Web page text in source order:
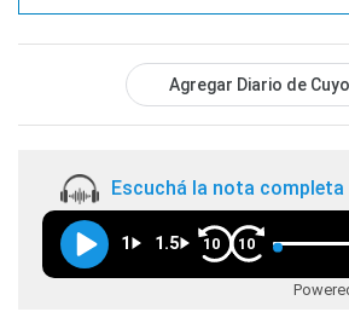
Agregar Diario de
Escuchá la nota completa
1 1.5 10 10